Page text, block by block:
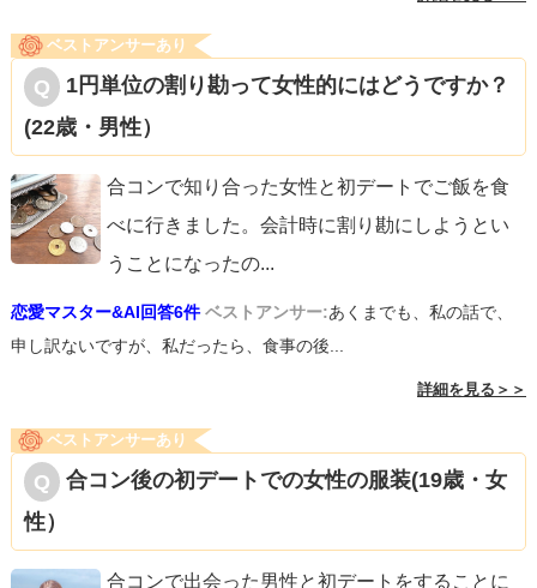
ベストアンサーあり
1円単位の割り勘って女性的にはどうですか？
(22歳・男性）
合コンで知り合った女性と初デートでご飯を食
べに行きました。会計時に割り勘にしようとい
うことになったの...
恋愛マスター&AI回答6件 ベストアンサー:あくまでも、私の話で、
申し訳ないですが、私だったら、食事の後...
詳細を見る＞＞
ベストアンサーあり
合コン後の初デートでの女性の服装(19歳・女
性）
合コンで出会った男性と初デートをすることに